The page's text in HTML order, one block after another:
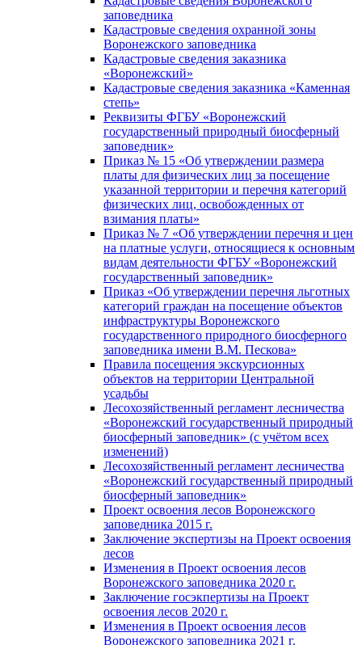
заповедника
Кадастровые сведения охранной зоны
Воронежского заповедника
Кадастровые сведения заказника
«Воронежский»
Кадастровые сведения заказника «Каменная
степь»
Реквизиты ФГБУ «Воронежский
государственный природный биосферный
заповедник»
Приказ № 15 «Об утверждении размера
платы для физических лиц за посещение
указанной территории и перечня категорий
физических лиц, освобожденных от
взимания платы»
Приказ № 7 «Об утверждении перечня и цен
на платные услуги, относящиеся к основным
видам деятельности ФГБУ «Воронежский
государственный заповедник»
Приказ «Об утверждении перечня льготных
категорий граждан на посещение объектов
инфраструктуры Воронежского
государственного природного биосферного
заповедника имени В.М. Пескова»
Правила посещения экскурсионных
объектов на территории Центральной
усадьбы
Лесохозяйственный регламент лесничества
«Воронежский государственный природный
биосферный заповедник» (с учётом всех
изменений)
Лесохозяйственный регламент лесничества
«Воронежский государственный природный
биосферный заповедник»
Проект освоения лесов Воронежского
заповедника 2015 г.
Заключение экспертизы на Проект освоения
лесов
Изменения в Проект освоения лесов
Воронежского заповедника 2020 г.
Заключение госэкпертизы на Проект
освоения лесов 2020 г.
Изменения в Проект освоения лесов
Воронежского заповедника 2021 г.